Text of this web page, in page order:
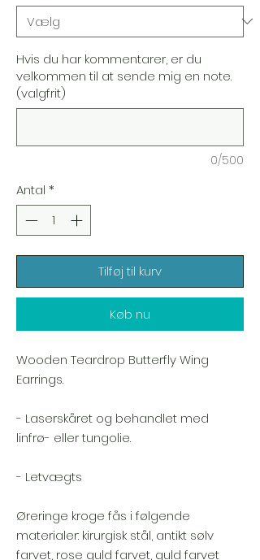
Hvis du har kommentarer, er du
velkommen til at sende mig en note.
(valgfrit)
0/500
Antal *
Tilføj til kurv
Køb nu
Wooden Teardrop Butterfly Wing
Earrings.
- Laserskåret og behandlet med
linfrø- eller tungolie.
- Letvægts
Øreringe kroge fås i følgende
materialer: kirurgisk stål, antikt sølv
farvet, rose guld farvet, guld farvet